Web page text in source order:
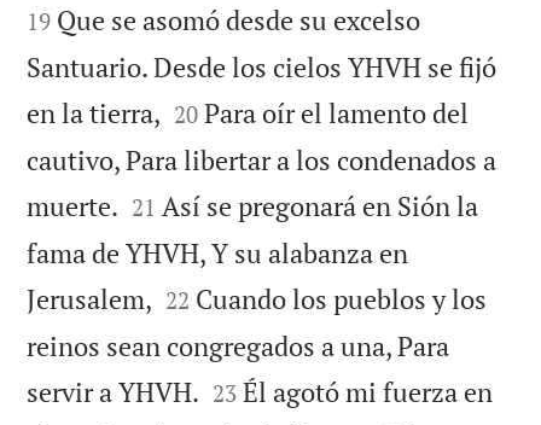
19 Que se asomó desde su excelso
Santuario. Desde los cielos YHVH se fijó
en la tierra, 

20 Para oír el lamento del
cautivo, Para libertar a los condenados a
muerte. 

21 Así se pregonará en Sión la
fama de YHVH, Y su alabanza en
Jerusalem, 

22 Cuando los pueblos y los
reinos sean congregados a una, Para
servir a YHVH. 

23 Él agotó mi fuerza en